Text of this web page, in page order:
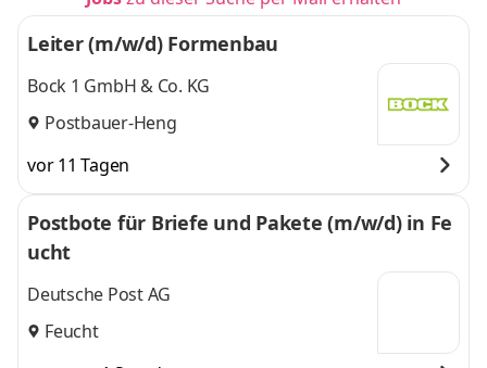
Leiter (m/w/d) Formenbau
Bock 1 GmbH & Co. KG
Postbauer-Heng
vor 11 Tagen
Postbote für Briefe und Pakete (m/w/d) in Fe
ucht
Deutsche Post AG
Feucht